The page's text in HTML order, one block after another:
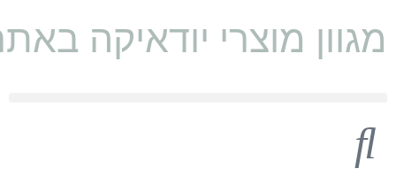
מגוון מוצרי יודאיקה